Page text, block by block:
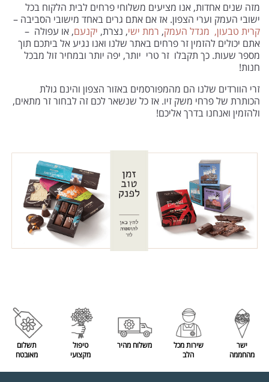
מזה שנים אחדות, אנו מציעים משלוחי פרחים לבית הלקוח בכל
ישובי העמק וערי הצפון. אז אם אתם גרים באחד מישובי הסביבה –
קרית טבעון, מגדל העמק, רמת ישי, נצרת, יקנעם, או עפולה –
אתם יכולים להזמין זר פרחים באתר שלנו ואנו נגיע אל ביתכם תוך
מספר שעות. כך תקבלו זר טרי יותר, יפה יותר ובמחיר זול מבכל
חנות!
זרי הוורדים שלנו הם מהמפורסמים באזור הצפון והינם גולת
הכותרת של פרחי משק זיו. אז כל שנשאר לכם זה לבחור זר מתאים,
ולהזמין ואנחנו בדרך אליכם!
ישר
מהחממה
שירות מכל
הלב
משלוח מהיר
טיפול
מקצועי
תשלום
מאובטח